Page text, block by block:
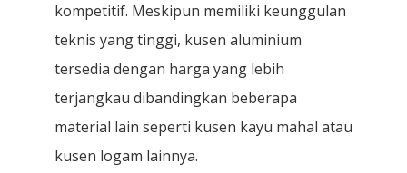
kompetitif. Meskipun memiliki keunggulan
teknis yang tinggi, kusen aluminium
tersedia dengan harga yang lebih
terjangkau dibandingkan beberapa
material lain seperti kusen kayu mahal atau
kusen logam lainnya.